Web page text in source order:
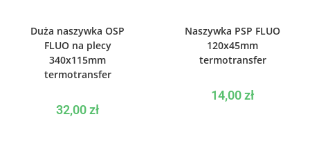
Duża naszywka OSP
FLUO na plecy
340x115mm
termotransfer
32,00zł
Naszywka PSP FLUO
120x45mm
termotransfer
14,00zł